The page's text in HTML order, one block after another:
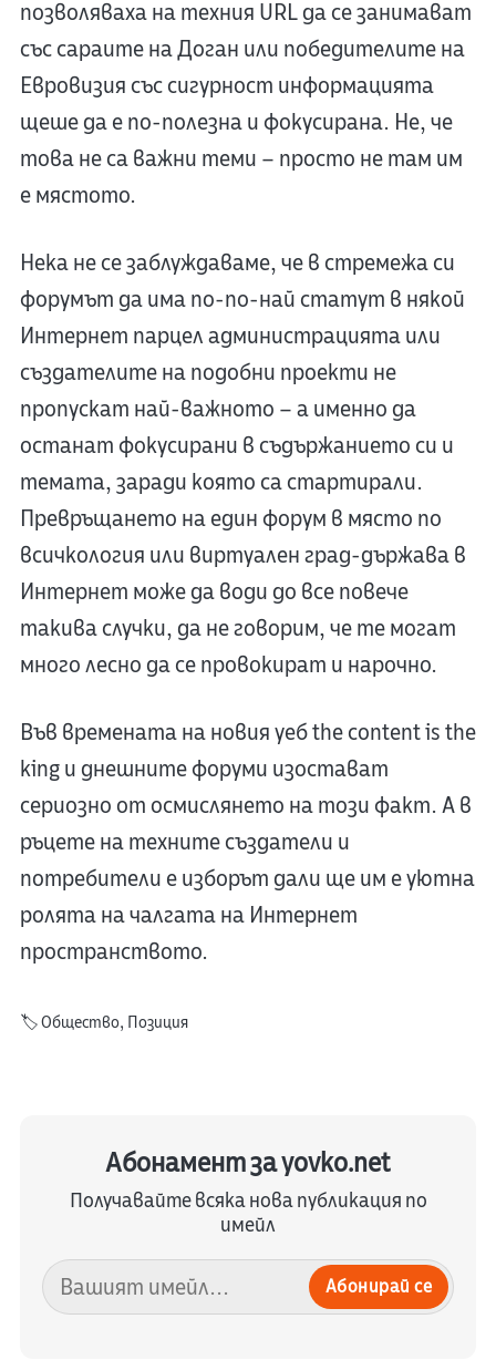
позволяваха на техния URL да се занимават
със сараите на Доган или победителите на
Евровизия със сигурност информацията
щеше да е по-полезна и фокусирана. Не, че
това не са важни теми – просто не там им
е мястото.
Нека не се заблуждаваме, че в стремежа си
форумът да има по-по-най статут в някой
Интернет парцел администрацията или
създателите на подобни проекти не
пропускат най-важното – а именно да
останат фокусирани в съдържанието си и
темата, заради която са стартирали.
Превръщането на един форум в място по
всичкология или виртуален град-държава в
Интернет може да води до все повече
такива случки, да не говорим, че те могат
много лесно да се провокират и нарочно.
Във времената на новия уеб the content is the
king и днешните форуми изостават
сериозно от осмислянето на този факт. А в
ръцете на техните създатели и
потребители е изборът дали ще им е уютна
ролята на чалгата на Интернет
пространството.
🏷️Общество, Позиция
Абонамент за yovko.net
Получавайте всяка нова публикация по
имейл
Абонирай се